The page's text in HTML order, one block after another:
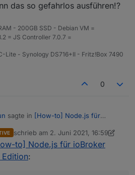
das so gefahrlos ausführen!?
- 200GB SSD - Debian VM =
= JS Controller 7.0.7 =
Lite - Synology DS716+II - Fritz!Box 7490
0
sagte in [How-to] Node.js für
in [How-to] Node.js für
updaten - 2021 Edition
bewusst dass es ein Beta-Kanal ist.
schrieb am 2. Juni 2021, 16:59
zuletzt editiert von Thomas Braun
to] Node.js für ioBroker
: